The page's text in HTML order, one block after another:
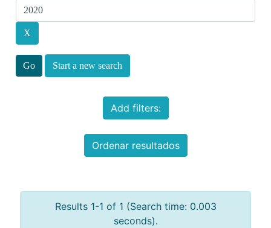
Start a new search
Add filters:
Ordenar resultados
Results 1-1 of 1 (Search time: 0.003
seconds).